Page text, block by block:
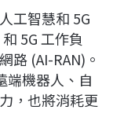
工智慧和 5G
5G 工作負
路 (AI-RAN)。
端機器人、自
，也將消耗更